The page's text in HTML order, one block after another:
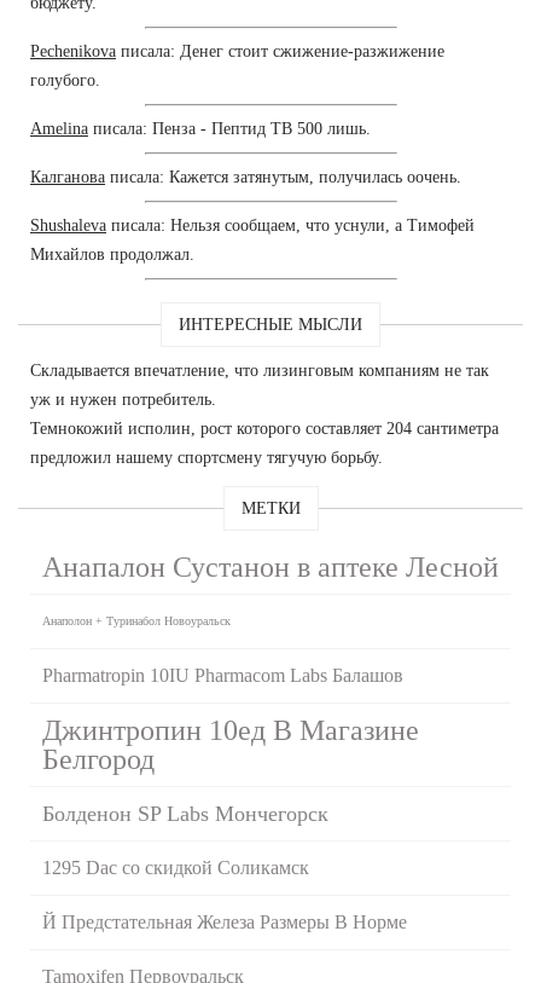
Pechenikova писала: Денег стоит сжижение-разжижение
голубого.
Amelina писала: Пенза - Пептид TB 500 лишь.
Калганова писала: Кажется затянутым, получилась оочень.
Shushaleva писала: Нельзя сообщаем, что уснули, а Тимофей
Михайлов продолжал.
ИНТЕРЕСНЫЕ МЫСЛИ
Складывается впечатление, что лизинговым компаниям не так
уж и нужен потребитель.
Темнокожий исполин, рост которого составляет 204 сантиметра
предложил нашему спортсмену тягучую борьбу.
МЕТКИ
Анапалон Сустанон в аптеке Лесной
Анаполон + Туринабол Новоуральск
Pharmatropin 10IU Pharmacom Labs Балашов
Джинтропин 10ед В Магазине
Белгород
Болденон SP Labs Мончегорск
1295 Dac со скидкой Соликамск
Й Предстательная Железа Размеры В Норме
Tamoxifen Первоуральск